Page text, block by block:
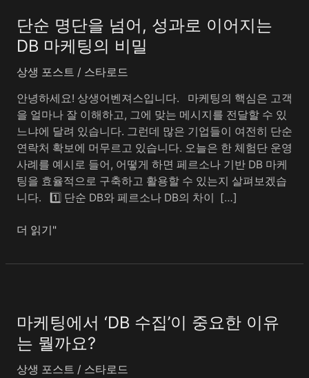
단순 명단을 넘어, 성과로 이어지는
DB 마케팅의 비밀
상생 포스트 / 스타로드
안녕하세요! 상생어벤져스입니다. ​ ​ 마케팅의 핵심은 고객
을 얼마나 잘 이해하고, 그에 맞는 메시지를 전달할 수 있
느냐에 달려 있습니다. 그런데 많은 기업들이 여전히 단순
연락처 확보에 머무르고 있습니다. 오늘은 한 체험단 운영
사례를 예시로 들어, 어떻게 하면 페르소나 기반 DB 마케
팅을 효율적으로 구축하고 활용할 수 있는지 살펴보겠습
니다. ​ ​ 1️⃣ 단순 DB와 페르소나 DB의 차이 ​ […]
명
단
을
넘
성
과
로
이
어
지
는
마
밀
더 읽기"
마케팅에서 ‘DB 수집’이 중요한 이유
는 뭘까요?
상생 포스트 / 스타로드
팅
에
서
‘DB